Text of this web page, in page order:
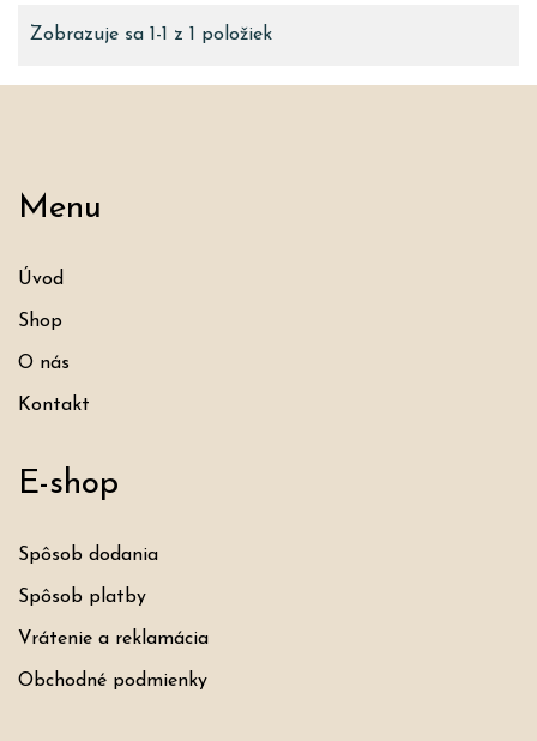
Zobrazuje sa 1-1 z 1 položiek
Menu
Úvod
Shop
O nás
Kontakt
E-shop
Spôsob dodania
Spôsob platby
Vrátenie a reklamácia
Obchodné podmienky